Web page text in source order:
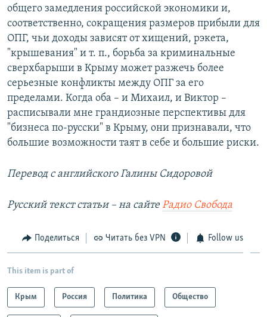
общего замедления российской экономики и,
соответственно, сокращения размеров прибыли для
ОПГ, чьи доходы зависят от хищений, рэкета,
"крышевания" и т. п., борьба за криминальные
сверхбарыши в Крыму может разжечь более
серьезные конфликты между ОПГ за его
пределами. Когда оба – и Михаил, и Виктор –
расписывали мне грандиозные перспективы для
"бизнеса по-русски" в Крыму, они признавали, что
большие возможности таят в себе и большие риски.
Перевод с английского Галины Сидоровой
Русский текст статьи – на сайтеРадио Свобода
Поделиться Читать без VPN Follow us
This item is part of
Крым Россия Политика Общество